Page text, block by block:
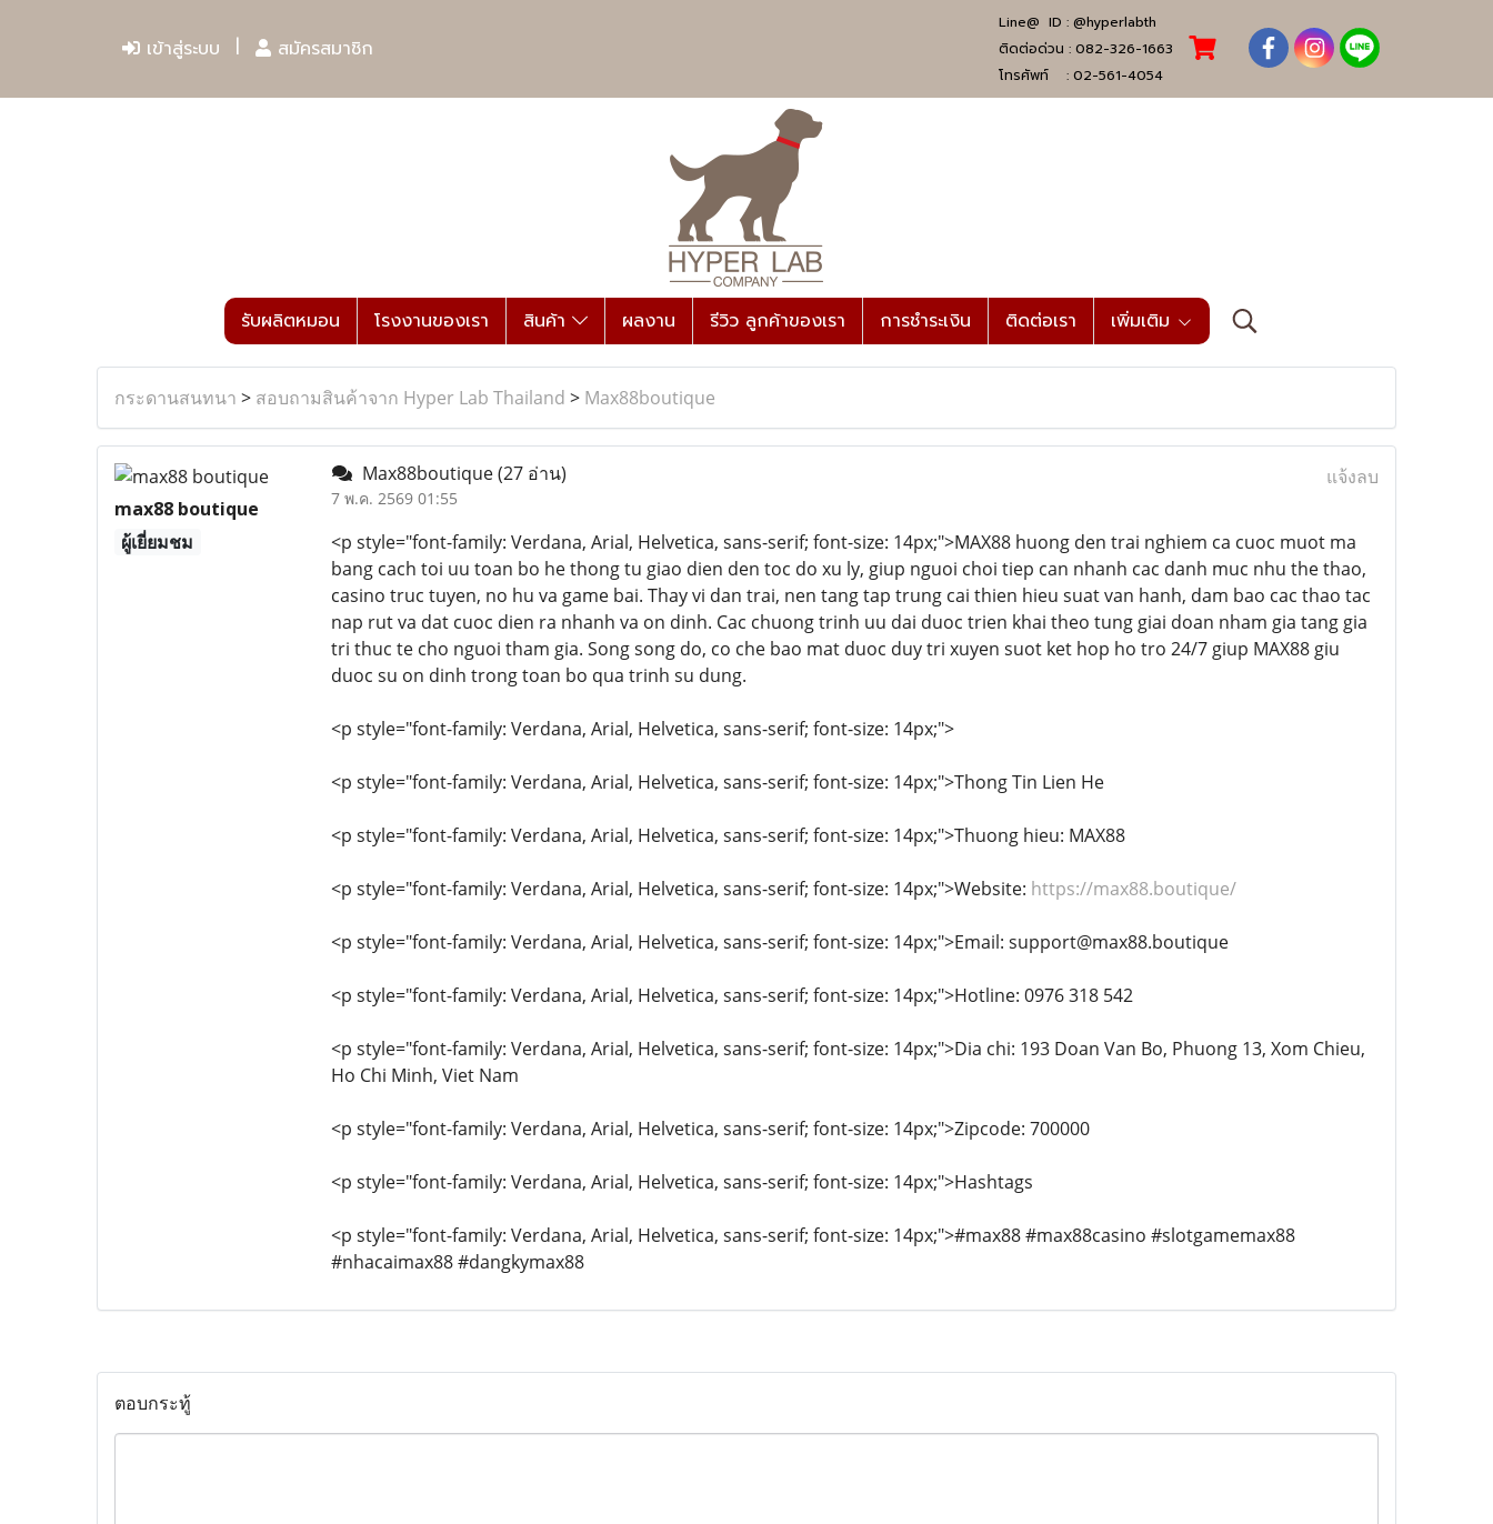
เข้าสู่ระบบ สมัครสมาชิก
Line@ ID : @hyperlabth
ติดต่อด่วน : 082-326-1663
โทรศัพท์ : 02-561-4054
รับผลิตหมอน โรงงานของเรา สินค้า ผลงาน รีวิว ลูกค้าของเรา การชำระเงิน ติดต่อเรา เพิ่มเติม
กระดานสนทนา > สอบถามสินค้าจาก Hyper Lab Thailand > Max88boutique
max88 boutique
ผู้เยี่ยมชม
Max88boutique(27 อ่าน)
7 พ.ค. 2569 01:55
แจ้งลบ
<p style="font-family: Verdana, Arial, Helvetica, sans-serif; font-size: 14px;">MAX88 huong den trai nghiem ca cuoc muot ma
bang cach toi uu toan bo he thong tu giao dien den toc do xu ly, giup nguoi choi tiep can nhanh cac danh muc nhu the thao,
casino truc tuyen, no hu va game bai. Thay vi dan trai, nen tang tap trung cai thien hieu suat van hanh, dam bao cac thao tac
nap rut va dat cuoc dien ra nhanh va on dinh. Cac chuong trinh uu dai duoc trien khai theo tung giai doan nham gia tang gia
tri thuc te cho nguoi tham gia. Song song do, co che bao mat duoc duy tri xuyen suot ket hop ho tro 24/7 giup MAX88 giu
duoc su on dinh trong toan bo qua trinh su dung.
<p style="font-family: Verdana, Arial, Helvetica, sans-serif; font-size: 14px;">
<p style="font-family: Verdana, Arial, Helvetica, sans-serif; font-size: 14px;">Thong Tin Lien He
<p style="font-family: Verdana, Arial, Helvetica, sans-serif; font-size: 14px;">Thuong hieu: MAX88
<p style="font-family: Verdana, Arial, Helvetica, sans-serif; font-size: 14px;">Website: https://max88.boutique/
<p style="font-family: Verdana, Arial, Helvetica, sans-serif; font-size: 14px;">Email: support@max88.boutique
<p style="font-family: Verdana, Arial, Helvetica, sans-serif; font-size: 14px;">Hotline: 0976 318 542
<p style="font-family: Verdana, Arial, Helvetica, sans-serif; font-size: 14px;">Dia chi: 193 Doan Van Bo, Phuong 13, Xom Chieu,
Ho Chi Minh, Viet Nam
<p style="font-family: Verdana, Arial, Helvetica, sans-serif; font-size: 14px;">Zipcode: 700000
<p style="font-family: Verdana, Arial, Helvetica, sans-serif; font-size: 14px;">Hashtags
<p style="font-family: Verdana, Arial, Helvetica, sans-serif; font-size: 14px;">#max88 #max88casino #slotgamemax88
#nhacaimax88 #dangkymax88
ตอบกระทู้